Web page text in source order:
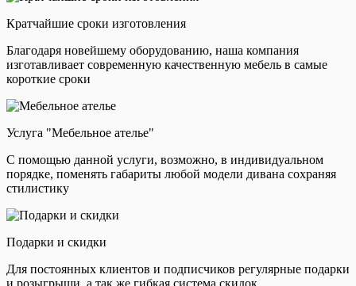
Кратчайшие сроки изготовления
Благодаря новейшему оборудованию, наша компания
изготавливает современную качественную мебель в самые
короткие сроки
Услуга "Мебельное ателье"
С помощью данной услуги, возможно, в индивидуальном
порядке, поменять габариты любой модели дивана сохраняя
стилистику
Подарки и скидки
Для постоянных клиентов и подписчиков регулярные подарки